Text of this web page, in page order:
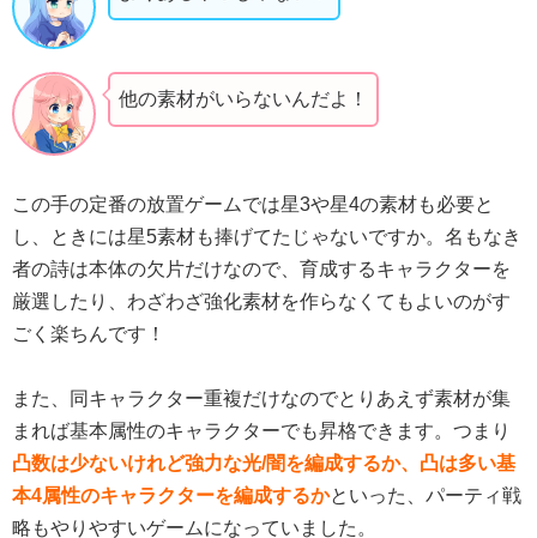
他の素材がいらないんだよ！
この手の定番の放置ゲームでは星3や星4の素材も必要と
し、ときには星5素材も捧げてたじゃないですか。名もなき
者の詩は本体の欠片だけなので、育成するキャラクターを
厳選したり、わざわざ強化素材を作らなくてもよいのがす
ごく楽ちんです！
また、同キャラクター重複だけなのでとりあえず素材が集
まれば基本属性のキャラクターでも昇格できます。つまり
凸数は少ないけれど強力な光/闇を編成するか、凸は多い基
本4属性のキャラクターを編成するかといった、パーティ戦
略もやりやすいゲームになっていました。